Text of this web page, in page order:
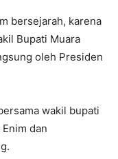
bersejarah, karena
Bupati Muara
oleh Presiden
wakil bupati
dan